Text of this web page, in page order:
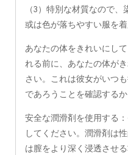
（3）特別な材質なので
或は色が落ちやすい服を
あなたの体をきれいにし
れる前に、あなたの体が
さい。これは彼女がいつ
であろうことを確認するか
安全な潤滑剤を使用する
してください。潤滑剤は
は膣をより深く浸透させ